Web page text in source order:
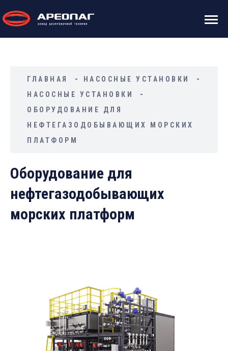
ГЛАВНАЯ
НАСОСНЫЕ УСТАНОВКИ
НАСОСНЫЕ УСТАНОВКИ
ОБОРУДОВАНИЕ ДЛЯ
НЕФТЕГАЗОДОБЫВАЮЩИХ МОРСКИХ
ПЛАТФОРМ
Оборудование для
нефтегазодобывающих
морских платформ